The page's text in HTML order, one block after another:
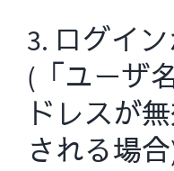
済
に
つ
い
て
知
り
3. ログイ
(「ユーザ
ドレスが
される場合